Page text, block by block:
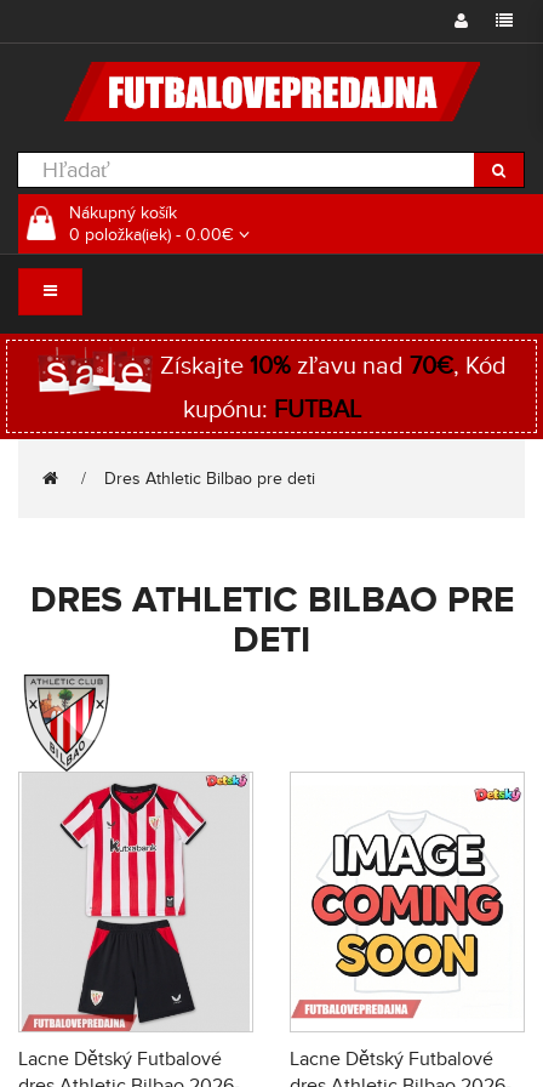
Nákupný košík
0 položka(iek) - 0.00€
Získajte 10%zľavu nad 70€, Kód
kupónu: FUTBAL
Dres Athletic Bilbao pre deti
DRES ATHLETIC BILBAO PRE
DETI
Lacne Dětský Futbalové
Lacne Dětský Futbalové